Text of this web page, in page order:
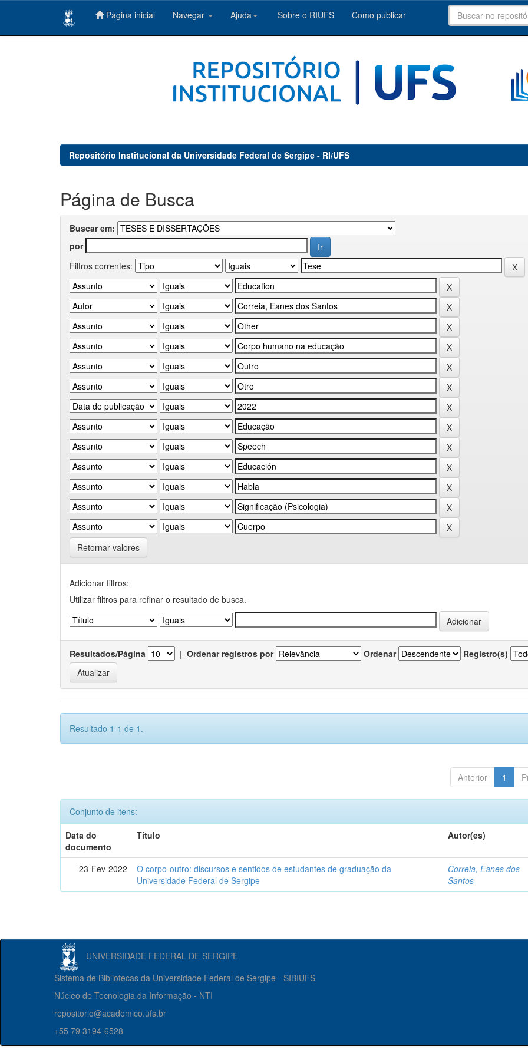
Página inicial Navegar Ajuda Sobre o RIUFS Como publicar
Repositório Institucional da Universidade Federal de Sergipe - RI/UFS
Página de Busca
Buscar em:
por
Filtros correntes:
Retornar valores
Adicionar filtros:
Utilizar filtros para refinar o resultado de busca.
Resultados/Página | Ordenar registros por Ordenar Registro(s)
Resultado 1-1 de 1.
Anterior 1
Conjunto de itens:
Data do
documento
Título Autor(es)
23-Fev-2022
O corpo-outro: discursos e sentidos de estudantes de graduação da
Universidade Federal de Sergipe
Correia, Eanes dos
Santos
UNIVERSIDADE FEDERAL DE SERGIPE
Sistema de Bibliotecas da Universidade Federal de Sergipe - SIBIUFS
Núcleo de Tecnologia da Informação - NTI
repositorio@academico.ufs.br
+55 79 3194-6528